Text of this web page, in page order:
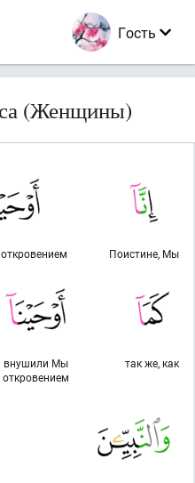
Гость
(Женщины)
Поистине, Мы
так же, как
внушили Мы
откровением